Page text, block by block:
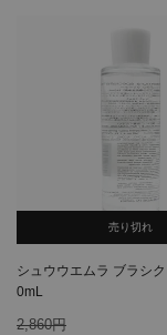
売り切れ
シュウウエムラ ブラシ
0mL
2,860